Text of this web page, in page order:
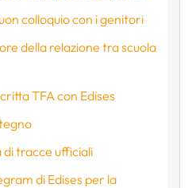
colloquio con i genitori
della relazione tra scuola
TFA con Edises
tracce ufficiali
di Edises per la